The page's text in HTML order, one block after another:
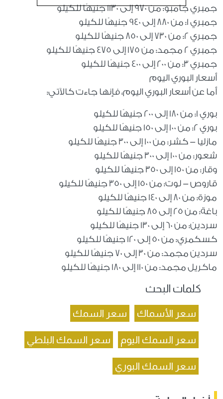
جمبري جامبو: من 970 إلى 1130 جنيهًا للكيلو
جمبري 1: من 880 إلى 940 جنيهًا للكيلو
جمبري 2: من 730 إلى 850 جنيهًا للكيلو
جمبري 2 مجمد: من 175 إلى 475 جنيهًا للكيلو
جمبري 3: من 200 إلى 400 جنيهًا للكيلو
أسعار البوري اليوم
أما عن أسعار البوري اليوم، فإنها جاءت كالآتي:
بوري 1: من 180 إلى 200 جنيهًا للكيلو
بوري 2: من 100 إلى 150 جنيهًا للكيلو
مازليا - كشر: من 100 إلى 300 جنيهًا للكيلو
شعور: من 100 إلى 300 جنيهًا للكيلو
وقار: من 150 إلى 350 جنيهًا للكيلو
قاروص - لوت: من 150 إلى 350 جنيهًا للكيلو
موزة: من 80 إلى 140 جنيهًا للكيلو
باغة: من 25 إلى 85 جنيهًا للكيلو
سردين: من 60 إلى 130 جنيهًا للكيلو
كسكمري: من 50 إلى 120 جنيهًا للكيلو
سردين مجمد: من 30 إلى 70 جنيهًا للكيلو
ماكريل مجمد: من 110 إلى 180 جنيهًا للكيلو
كلمات البحث
سعر الأسماك سعر السمك
سعر السمك اليوم سعر السمك البلطي
سعر السمك البوري